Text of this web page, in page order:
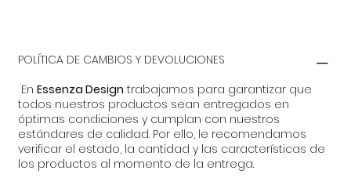
POLÍTICA DE CAMBIOS Y DEVOLUCIONES
EnEssenza Design trabajamos para garantizar que
todos nuestros productos sean entregados en
óptimas condiciones y cumplan con nuestros
estándares de calidad. Por ello, le recomendamos
verificar el estado, la cantidad y las características de
los productos al momento de la entrega.